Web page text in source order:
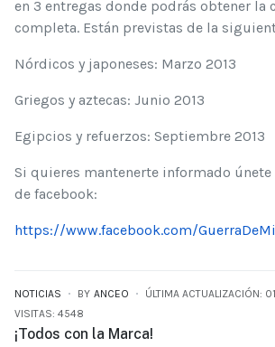
en 3 entregas donde podrás obtener la
completa. Están previstas de la
Nórdicos y japoneses: Marzo 2013
Griegos y aztecas: Junio 2013
Egipcios y refuerzos: Septiembre 2013
Si quieres mantenerte informado únete
de facebook:
https://www.facebook.com/
NOTICIAS BY ANCEO
ÚLTIMA ACTUALIZACIÓN:
VISITAS: 4548
¡Todos con la Marca!